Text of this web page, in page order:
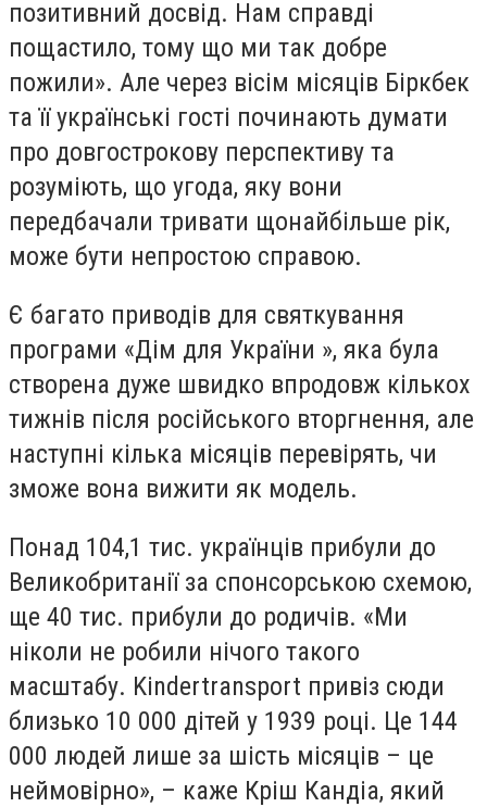
позитивний досвід. Нам справді
пощастило, тому що ми так добре
пожили». Але через вісім місяців Біркбек
та її українські гості починають думати
про довгострокову перспективу та
розуміють, що угода, яку вони
передбачали тривати щонайбільше рік,
може бути непростою справою.
Є багато приводів для святкування
програми «Дім для України », яка була
створена дуже швидко впродовж кількох
тижнів після російського вторгнення, але
наступні кілька місяців перевірять, чи
зможе вона вижити як модель.
Понад 104,1 тис. українців прибули до
Великобританії за спонсорською схемою,
ще 40 тис. прибули до родичів. «Ми
ніколи не робили нічого такого
масштабу. Kindertransport привіз сюди
близько 10 000 дітей у 1939 році. Це 144
000 людей лише за шість місяців – це
неймовірно», – каже Кріш Кандіа, який